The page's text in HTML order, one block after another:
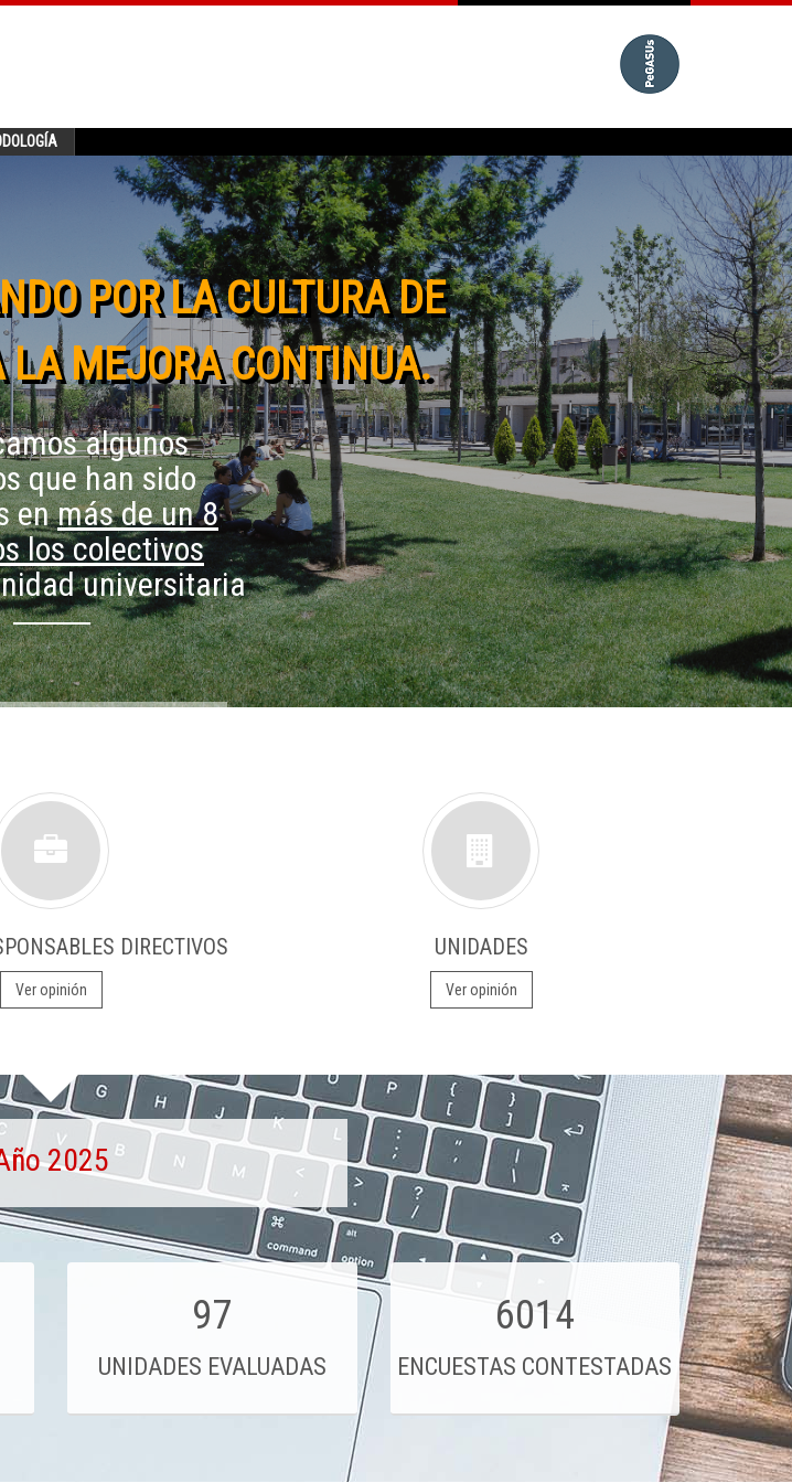
POR LA CULTURA DE
LA MEJORA CONTINUA.
algunos
que han sido
enmás de un 8
los colectivos
universitaria
DIRECTIVOS
Ver opinión
UNIDADES
Ver opinión
2025
97
UNIDADES EVALUADAS
6014
ENCUESTAS CONTESTADAS